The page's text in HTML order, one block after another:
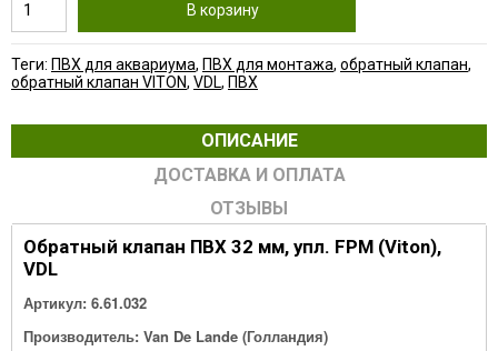
В корзину
Теги: ПВХ для аквариума, ПВХ для монтажа, обратный клапан,
обратный клапан VITON, VDL, ПВХ
ОПИСАНИЕ
ДОСТАВКА И ОПЛАТА
ОТЗЫВЫ
Обратный клапан ПВХ 32 мм, упл. FPM (Viton),
VDL
Артикул: 6.61.032
Производитель: Van De Lande (Голландия)